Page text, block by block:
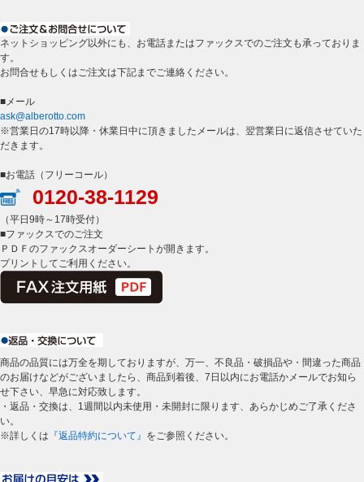
ネットショッピング以外にも、お電話またはファックスでのご注文も承っておりま
す。
お問合せもしくはご注文は下記までご連絡ください。
■メール
ask@alberotto.com
※営業日の17時以降・休業日中に頂きましたメールは、翌営業日に返信させていた
だきます。
■お電話（フリーコール）
0120-38-1129
（平日9時～17時受付）
■ファックスでのご注文
ＰＤＦのファックスオーダーシートが開きます。
プリントしてご利用ください。
商品の品質には万全を期しておりますが、万一、不良品・破損品や・間違った商品
のお届けなどがございましたら、商品到着後、7日以内にお電話かメールでお知ら
せ下さい、早急に対応致します。
・返品・交換は、1週間以内未使用・未開封に限ります、あらかじめご了承くださ
い。
※詳しくは 『返品特約について』 をご参照ください。